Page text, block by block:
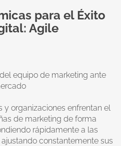
para el Éxito
Agile
equipo de marketing ante
organizaciones enfrentan el
de marketing de forma
rápidamente a las
constantemente sus